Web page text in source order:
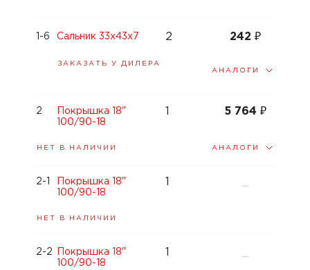
Сальник 33x43x7 2 242₽
ЗАКАЗАТЬ У ДИЛЕРА
АНАЛОГИ
1-6
Покрышка 18"
100/90-18
5 764₽
НЕТ В НАЛИЧИИ АНАЛОГИ
2
Покрышка 18"
100/90-18
—
НЕТ В НАЛИЧИИ
2-1
Покрышка 18"
100/90-18
—
2-2